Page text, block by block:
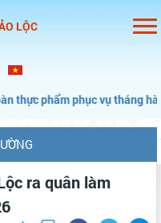
LỘC
vụ tháng hành động vì
ra quân làm